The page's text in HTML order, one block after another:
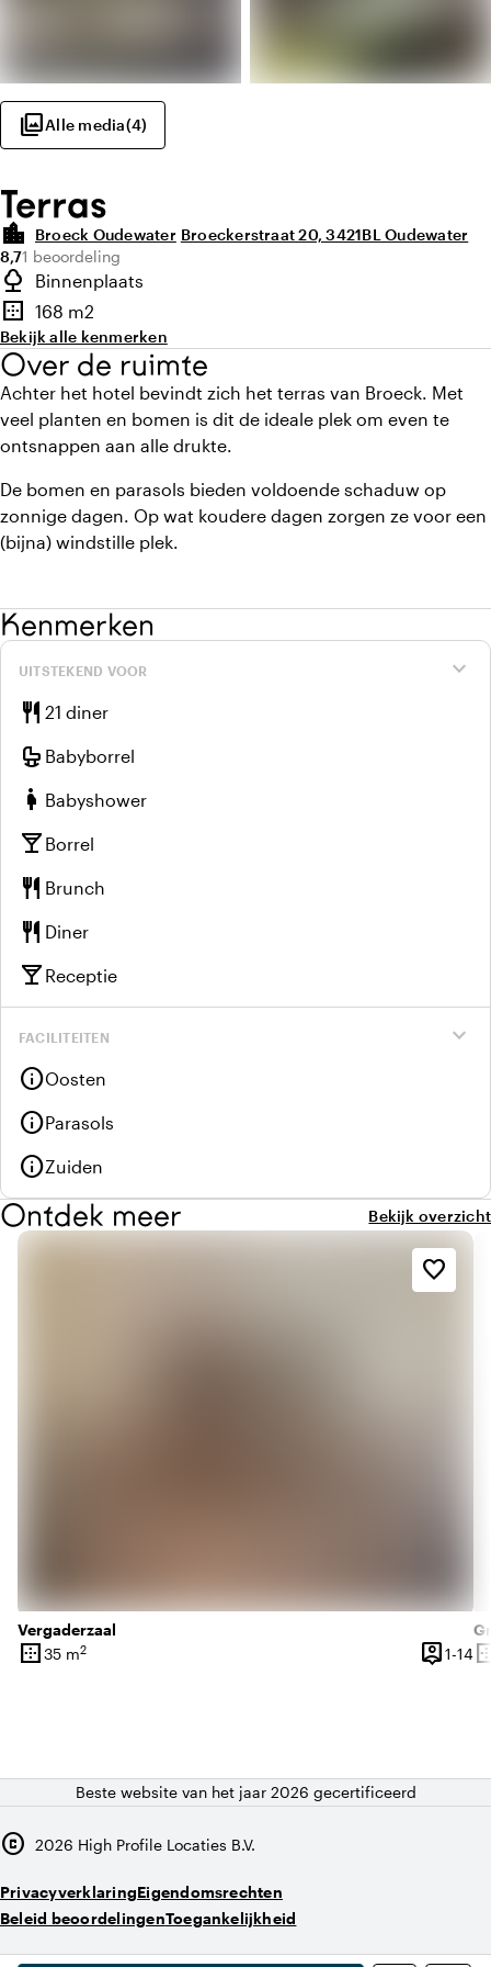
photo_libraryAlle media(4)
Terras
location_city Broeck Oudewater Broeckerstraat 20, 3421BL Oudewater
Gemiddelde beoordeling van 8,7 uit 10
8,7Aantal beoordelingen: 1
1 beoordeling
Highlights
nature
highlighted.details.outdoorSpaceType
Binnenplaats
border_outer
Oppervlakte
168 m2
Bekijk alle kenmerken
Over de ruimte
Achter het hotel bevindt zich het terras van Broeck. Met
veel planten en bomen is dit de ideale plek om even te
ontsnappen aan alle drukte.
De bomen en parasols bieden voldoende schaduw op
zonnige dagen. Op wat koudere dagen zorgen ze voor een
(bijna) windstille plek.
Kenmerken
expand_more
UITSTEKEND VOOR
restaurant 21 diner
crib Babyborrel
pregnant_woman Babyshower
local_bar Borrel
restaurant Brunch
restaurant Diner
local_bar Receptie
expand_more
FACILITEITEN
infoOosten
infoParasols
infoZuiden
Ontdek meer Bekijk overzicht
Vergaderzaal
border_outer
Oppervlakte
35 m2 person_pin1-141
favorite_border
Beste website van het jaar 2026 gecertificeerd
copyright 2026 High Profile Locaties B.V.
PrivacyverklaringEigendomsrechten
Beleid beoordelingenToegankelijkheid